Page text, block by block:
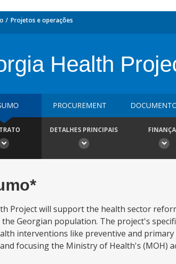
Projetos e operações
Health
PROCUREMENT
DETALHES PRINCIPAIS
Project will support the health sector
Georgian population. The project's
interventions like preventive and
focusing the Ministry of Health's (MOH)